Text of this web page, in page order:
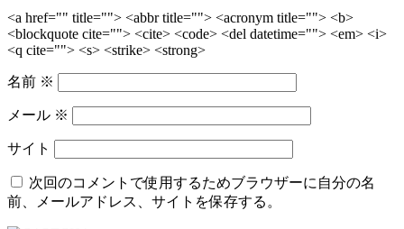
<a href="" title=""> <abbr title=""> <acronym title=""> <b>
<blockquote cite=""> <cite> <code> <del datetime=""> <em> <i>
<q cite=""> <s> <strike> <strong>
名前 ※
メール ※
サイト
次回のコメントで使用するためブラウザーに自分の名
前、メールアドレス、サイトを保存する。